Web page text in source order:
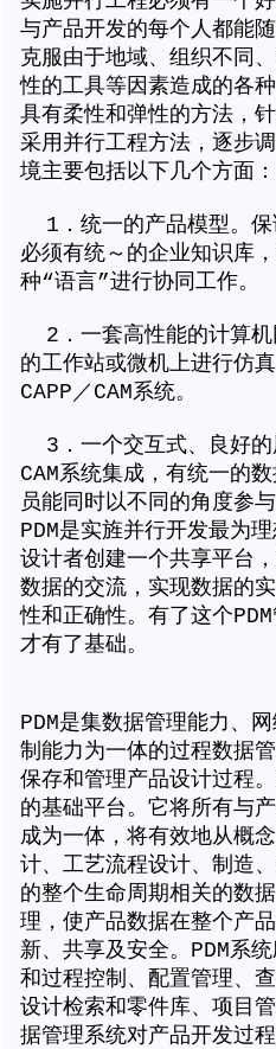
与产品开发的每个人都能
克服由于地域、组织不同
性的工具等因素造成的各
具有柔性和弹性的方法，
采用并行工程方法，逐步
境主要包括以下几个方面：
1．统一的产品模型。保
必须有统～的企业知识库
种“语言”进行协同工作。
2．一套高性能的计算机
的工作站或微机上进行仿
CAPP／CAM系统。
3．一个交互式、良好的
CAM系统集成，有统一的
员能同时以不同的角度参
PDM是实旌并行开发最为
设计者创建一个共享平台
数据的交流，实现数据的
性和正确性。有了这个
才有了基础。
PDM是集数据管理能力、
制能力为一体的过程数据
保存和管理产品设计过程
的基础平台。它将所有与
成为一体，将有效地从概
计、工艺流程设计、制造
的整个生命周期相关的数
理，使产品数据在整个产
新、共享及安全。PDM系
和过程控制、配置管理、
设计检索和零件库、项目
据管理系统对产品开发过